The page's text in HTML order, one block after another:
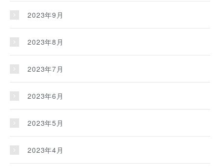
2023年9月
2023年8月
2023年7月
2023年6月
2023年5月
2023年4月